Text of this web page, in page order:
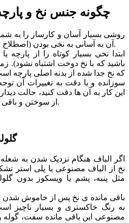
چگونه جنس نخ و
روشی بسیار آسان و کارساز را به شما
آن به آسانی به نخی بودن (اصطلاح عامیانه) یا مواد بودن پی ببرید.
ابتدا نخی بسیار کوتاه را از
باشید که با نخ دوخت اشتباه نشود).
که نخ جدا شده از بدنه اصلی پارچه
سوزانده و با دقت به تغییرات آن
این کار به آن ها دقت کنید، حالت
از سوختن و باقی مانده نخ پس از سوختن است.
اگر الیاف هنگام نزدیک شدن به
نخ از الیاف مصنوعی یا پلی استر
مثل پنبه، پشم یا ویسکوز بدون
باقی مانده ی نخ پس از خاموش شدن
به رنگ خاکستری و بسیار ناچیز
مصنوعی این باقی مانده سفت، گوله